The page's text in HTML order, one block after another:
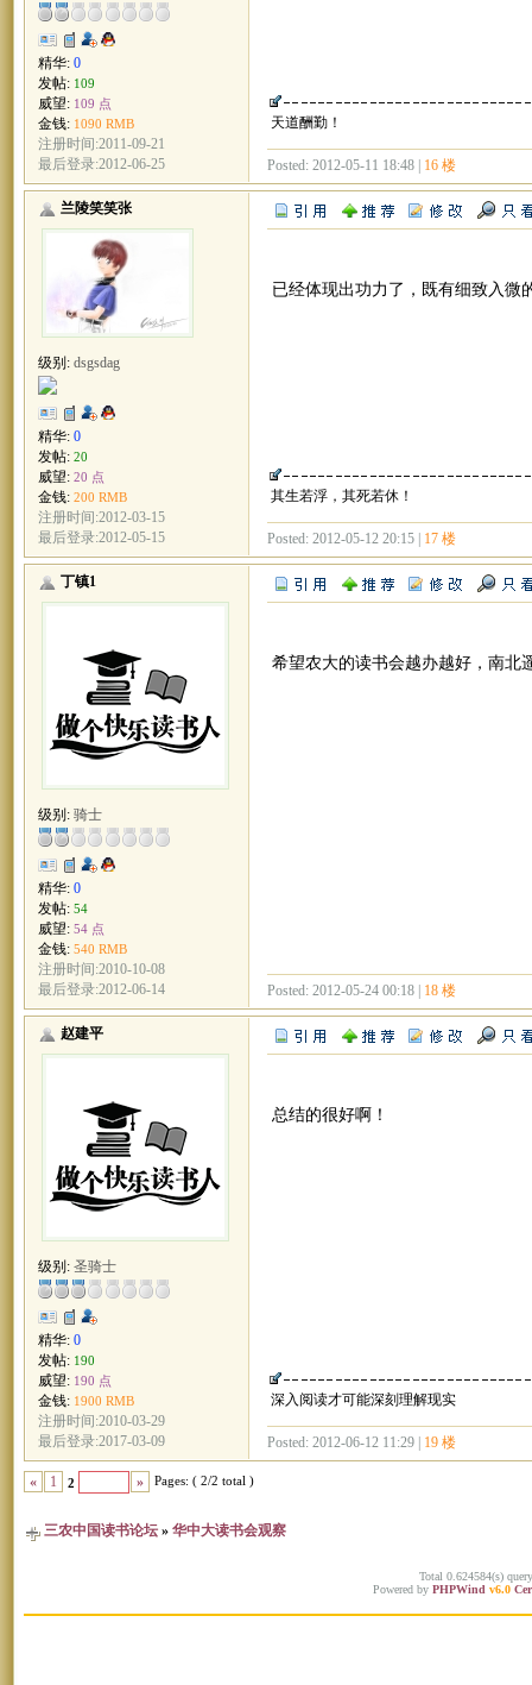
精华: 0
发帖: 109
威望: 109 点
金钱: 1090 RMB
注册时间:2011-09-21
最后登录:2012-06-25
天道酬勤！
Posted: 2012-05-11 18:48 | 16 楼
兰陵笑笑张
级别: dsgsdag
精华: 0
发帖: 20
威望: 20 点
金钱: 200 RMB
注册时间:2012-03-15
最后登录:2012-05-15
已经体现出功力了，既有细致入微
其生若浮，其死若休！
Posted: 2012-05-12 20:15 | 17 楼
丁镇1
级别: 骑士
精华: 0
发帖: 54
威望: 54 点
金钱: 540 RMB
注册时间:2010-10-08
最后登录:2012-06-14
希望农大的读书会越办越好，南北
Posted: 2012-05-24 00:18 | 18 楼
赵建平
级别: 圣骑士
精华: 0
发帖: 190
威望: 190 点
金钱: 1900 RMB
注册时间:2010-03-29
最后登录:2017-03-09
总结的很好啊！
深入阅读才可能深刻理解现实
Posted: 2012-06-12 11:29 | 19 楼
« 1 2 » Pages: ( 2/2 total )
三农中国读书论坛 » 华中大读书会观察
Total 0.624584(s)
Powered by PHPWind v6.0